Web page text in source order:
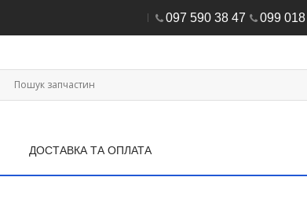
097 590 38 47 099
ДОСТАВКА ТА ОПЛАТА